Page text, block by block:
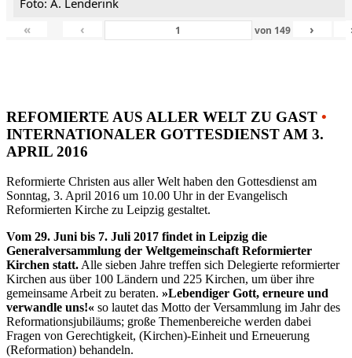
Foto: A. Lenderink
«
‹ von 149 ›
REFOMIERTE AUS ALLER WELT ZU GAST •
INTERNATIONALER GOTTESDIENST AM 3.
APRIL 2016
Reformierte Christen aus aller Welt haben den Gottesdienst am
Sonntag, 3. April 2016 um 10.00 Uhr in der Evangelisch
Reformierten Kirche zu Leipzig gestaltet.
Vom 29. Juni bis 7. Juli 2017 findet in Leipzig die
Generalversammlung der Weltgemeinschaft Reformierter
Kirchen statt.Alle sieben Jahre treffen sich Delegierte reformierter
Kirchen aus über 100 Ländern und 225 Kirchen, um über ihre
gemeinsame Arbeit zu beraten. »Lebendiger Gott, erneure und
verwandle uns!« so lautet das Motto der Versammlung im Jahr des
Reformationsjubiläums; große Themenbereiche werden dabei
Fragen von Gerechtigkeit, (Kirchen)-Einheit und Erneuerung
(Reformation) behandeln.